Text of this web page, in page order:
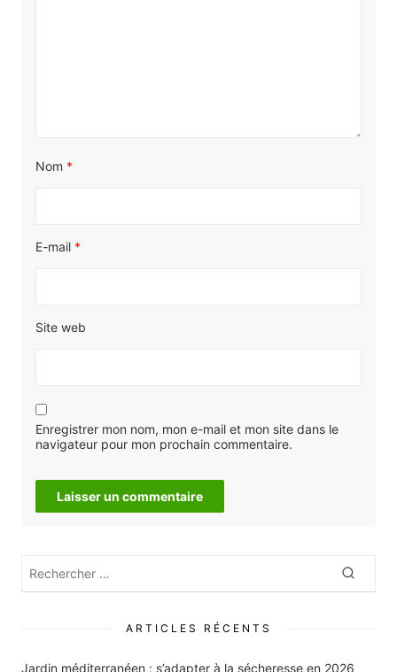
Nom *
E-mail *
Site web
Enregistrer mon nom, mon e-mail et mon site dans le
navigateur pour mon prochain commentaire.
Rechercher
:
ARTICLES RÉCENTS
Jardin méditerranéen : s’adapter à la sécheresse en 2026